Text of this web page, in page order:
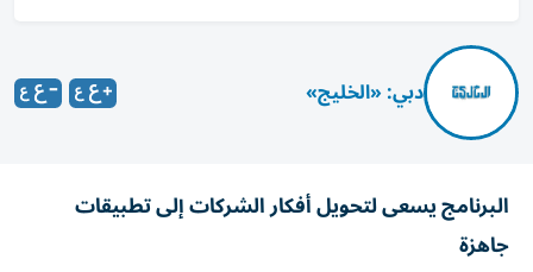
دبي: «الخليج»
البرنامج يسعى لتحويل أفكار الشركات إلى تطبيقات
جاهزة